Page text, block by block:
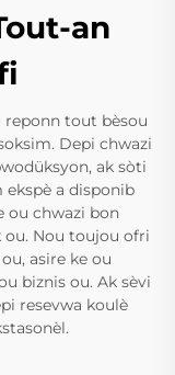
an
tout bèsou
Depi chwazi
ak sòti
ekspè a disponib
ou chwazi bon
ou. Nou toujou ofri
asire ke ou
biznis ou. Ak sèvi
resevwa koulè